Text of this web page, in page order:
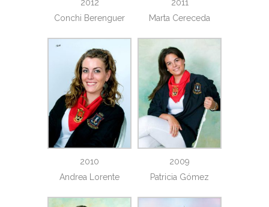
2012
Conchi Berenguer
2011
Marta Cereceda
2010
Andrea Lorente
2009
Patricia Gómez